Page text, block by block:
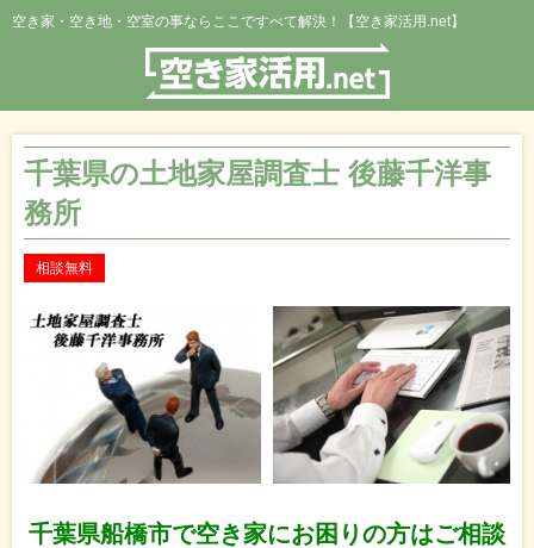
空き家・空き地・空室の事ならここですべて解決！【空き家活用.net】
千葉県の土地家屋調査士 後藤千洋事
務所
相談無料
千葉県船橋市で空き家にお困りの方はご相談